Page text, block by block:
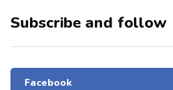
Subscribe and follow
Facebook